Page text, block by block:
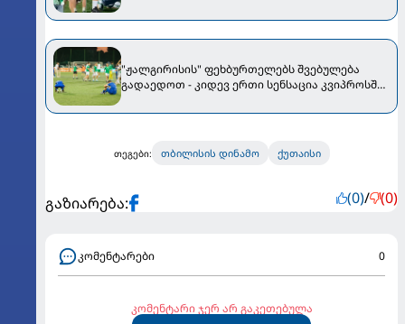
ავრცელებს
"ჟალგირისის" ფეხბურთელებს შვებულება
გადაედოთ - კიდევ ერთი სენსაცია კვიპროსში
თეგები: თბილისის დინამო ქუთაისი
გაზიარება: (0)/ (0)
კომენტარები 0
კომენტარი ჯერ არ გაკეთებულა